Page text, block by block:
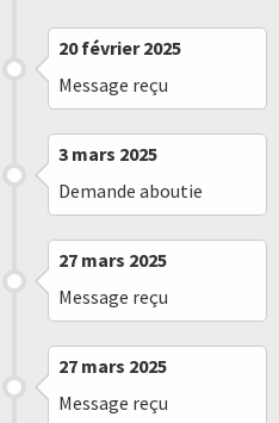
20 février 2025
Message reçu
3 mars 2025
Demande aboutie
27 mars 2025
Message reçu
27 mars 2025
Message reçu